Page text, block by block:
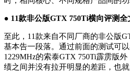
● 11款非公版GTX 750Ti横向评测全
至此，11款来自不同厂商的非公版
基本告一段落。通过前面的测试可
1229MHz的索泰GTX 750Ti霹雳版
绩之间并没有拉开明显的差距，也